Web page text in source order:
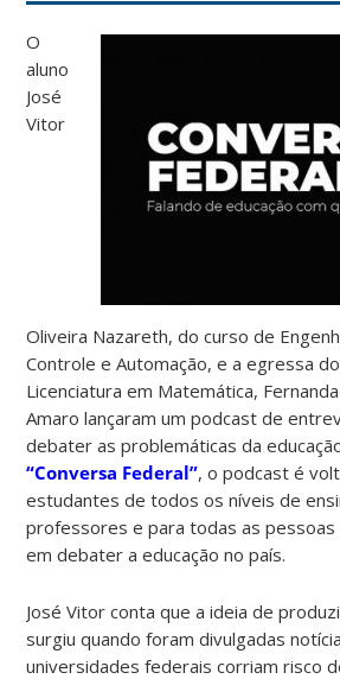
O
aluno
José
Vitor
Oliveira Nazareth, do curso de
Controle e Automação, e a egressa
Licenciatura em Matemática,
Amaro lançaram um podcast de
debater as problemáticas da
“Conversa Federal”, o podcast é
estudantes de todos os níveis de
professores e para todas as
em debater a educação no país.
José Vitor conta que a ideia de
surgiu quando foram divulgadas
universidades federais corriam risco